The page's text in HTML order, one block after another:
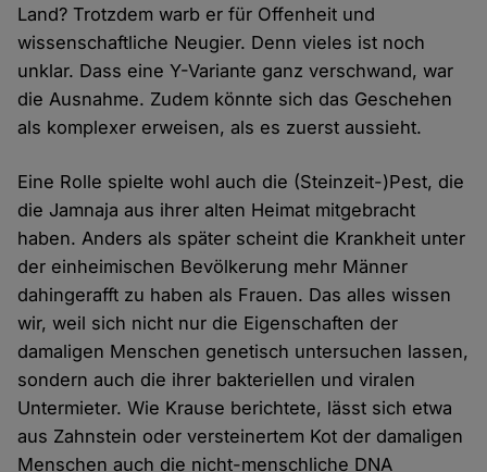
Land? Trotzdem warb er für Offenheit und
wissenschaftliche Neugier. Denn vieles ist noch
unklar. Dass eine Y-Variante ganz verschwand, war
die Ausnahme. Zudem könnte sich das Geschehen
als komplexer erweisen, als es zuerst aussieht.
Eine Rolle spielte wohl auch die (Steinzeit-)Pest, die
die Jamnaja aus ihrer alten Heimat mitgebracht
haben. Anders als später scheint die Krankheit unter
der einheimischen Bevölkerung mehr Männer
dahingerafft zu haben als Frauen. Das alles wissen
wir, weil sich nicht nur die Eigenschaften der
damaligen Menschen genetisch untersuchen lassen,
sondern auch die ihrer bakteriellen und viralen
Untermieter. Wie Krause berichtete, lässt sich etwa
aus Zahnstein oder versteinertem Kot der damaligen
Menschen auch die nicht-menschliche DNA